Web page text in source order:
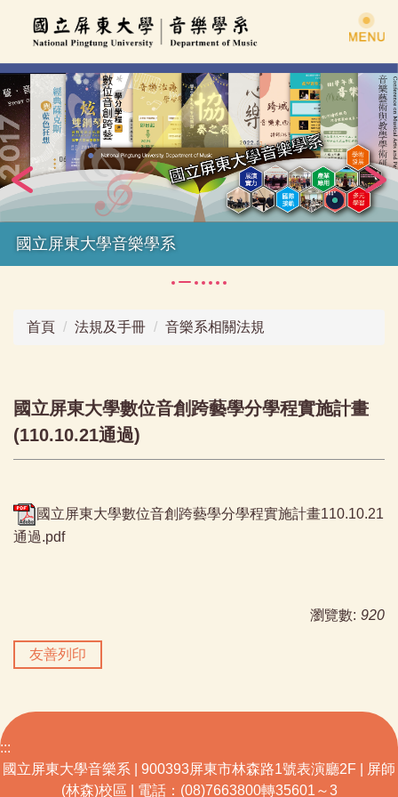
要
內
容
區
國立屏東大學音樂學系
首頁 法規及手冊 音樂系相關法規
國立屏東大學數位音創跨藝學分學程實施計畫
(110.10.21通過)
國立屏東大學數位音創跨藝學分學程實施計畫110.10.21
通過.pdf
瀏覽數: 920
友善列印
:::
國立屏東大學音樂系 | 900393屏東市林森路1號表演廳2F | 屏師
(林森)校區 | 電話：(08)7663800轉35601～3